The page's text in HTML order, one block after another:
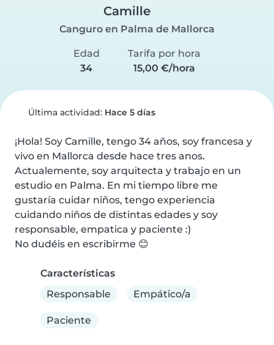
Camille
Canguro en Palma de Mallorca
Edad
34
Tarifa por hora
15,00 €/hora
Última actividad: Hace 5 días
¡Hola! Soy Camille, tengo 34 años, soy francesa y
vivo en Mallorca desde hace tres anos.
Actualemente, soy arquitecta y trabajo en un
estudio en Palma. En mi tiempo libre me
gustaría cuidar niños, tengo experiencia
cuidando niños de distintas edades y soy
responsable, empatica y paciente :)
No dudéis en escribirme 😊
Características
Responsable
Empático/a
Paciente